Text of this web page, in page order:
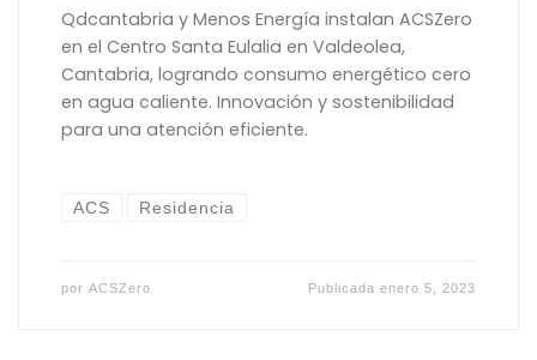
Qdcantabria y Menos Energía instalan ACSZero
en el Centro Santa Eulalia en Valdeolea,
Cantabria, logrando consumo energético cero
en agua caliente. Innovación y sostenibilidad
para una atención eficiente.
ACS Residencia
por ACSZero Publicadaenero 5, 2023